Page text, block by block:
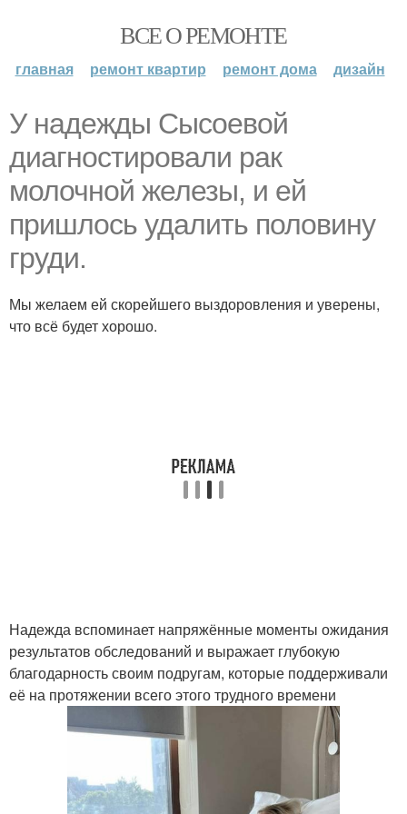
ВСЕ О РЕМОНТЕ
главная ремонт квартир ремонт дома дизайн
У надежды Сысоевой
диагностировали рак
молочной железы, и ей
пришлось удалить половину
груди.
Мы желаем ей скорейшего выздоровления и уверены,
что всё будет хорошо.
Надежда вспоминает напряжённые моменты ожидания
результатов обследований и выражает глубокую
благодарность своим подругам, которые поддерживали
её на протяжении всего этого трудного времени